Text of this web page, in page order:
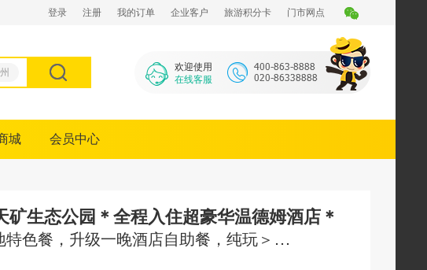
登录 注册 我的订单 企业客户 旅游积分卡 门市网点
欢迎使用
在线客服
城 会员中心
矿生态公园＊全程入住超豪华温德姆酒店＊
色餐，升级一晚酒店自助餐，纯玩＞